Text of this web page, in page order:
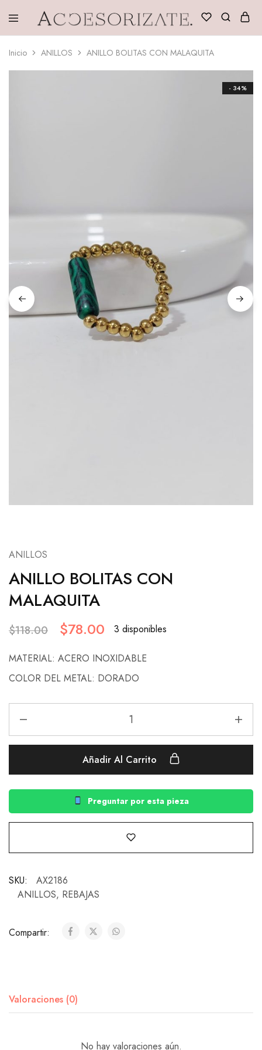
Inicio ANILLOS ANILLO BOLITAS CON MALAQUITA
- 34%
ANILLOS
ANILLO BOLITAS CON
MALAQUITA
$118.00 $78.00 3 disponibles
MATERIAL: ACERO INOXIDABLE
COLOR DEL METAL: DORADO
Añadir Al Carrito
Preguntar por esta pieza
SKU:
AX2186
ANILLOS, REBAJAS
Compartir:
Valoraciones (0)
No hay valoraciones aún.